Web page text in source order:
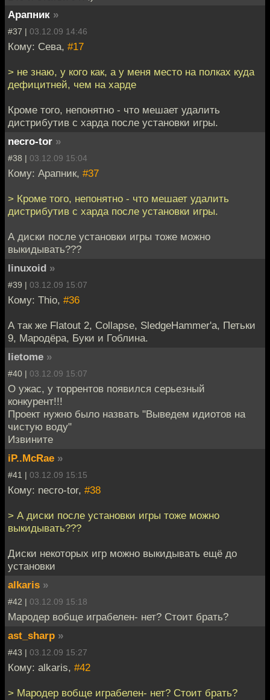
Арапник »
#37 | 03.12.09 14:46
Кому: Сева, #17
> не знаю, у кого как, а у меня место на полках куда
дефицитней, чем на харде
Кроме того, непонятно - что мешает удалить
дистрибутив с харда после установки игры.
necro-tor »
#38 | 03.12.09 15:04
Кому: Арапник, #37
> Кроме того, непонятно - что мешает удалить
дистрибутив с харда после установки игры.
А диски после установки игры тоже можно
выкидывать???
linuxoid »
#39 | 03.12.09 15:07
Кому: Thio, #36
А так же Flatout 2, Collapse, SledgeHammer'а, Петьки
9, Мародёра, Буки и Гоблина.
lietome »
#40 | 03.12.09 15:07
О ужас, у торрентов появился серьезный
конкурент!!!
Проект нужно было назвать "Выведем идиотов на
чистую воду"
Извините
iP..McRae »
#41 | 03.12.09 15:15
Кому: necro-tor, #38
> А диски после установки игры тоже можно
выкидывать???
Диски некоторых игр можно выкидывать ещё до
установки
alkaris »
#42 | 03.12.09 15:18
Мародер вобще играбелен- нет? Стоит брать?
ast_sharp »
#43 | 03.12.09 15:27
Кому: alkaris, #42
> Мародер вобще играбелен- нет? Стоит брать?